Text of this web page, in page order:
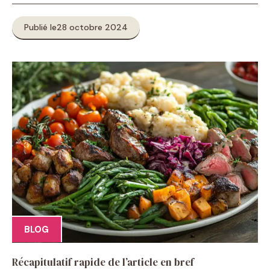
Publié le28 octobre 2024
BLOG
Récapitulatif rapide de l’article en bref